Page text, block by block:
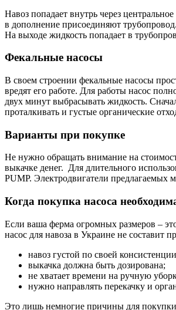
Навоз попадает внутрь через
в дополнение присоединяют
На выходе жидкость попадает в
Фекальные насосы
В своем строении фекальные насосы
вредят его работе. Для работы насос
двух минут выбрасывать жидкость.
проталкивать и густые органические
Варианты при покупке
Не нужно обращать внимание на
выкачке денег. Для длительного
PUMP. Электродвигатели
Когда покупка насоса
Если ваша ферма огромных размеров –
насос для навоза в Украине не составит
навоз густой по своей
выкачка должна быть дозирована;
не хватает времени на ручную
нужно направлять перекачку и
Это лишь немногие причины для покупки